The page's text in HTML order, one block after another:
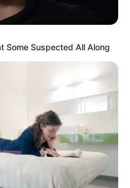
es importante
y cambiarlo cada
que muchos olvidan.
bacterias que el cepillo no
formación de placa, sarro y
oxigenada diluida
cuidado, puede actuar
y un desinfectante
con agua en partes
durante unos 30
Some Suspected All Along